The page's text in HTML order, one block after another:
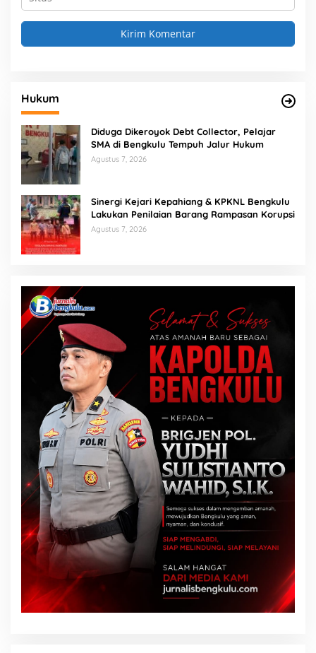
Hukum
Diduga Dikeroyok Debt Collector, Pelajar
SMA di Bengkulu Tempuh Jalur Hukum
Agustus 7, 2026
Sinergi Kejari Kepahiang & KPKNL Bengkulu
Lakukan Penilaian Barang Rampasan Korupsi
Agustus 7, 2026